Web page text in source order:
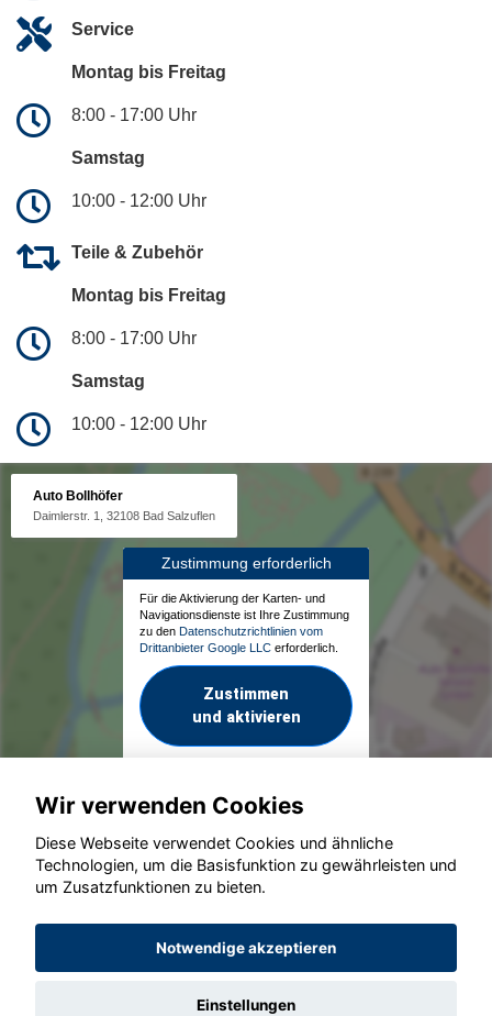
Service
Montag bis Freitag
8:00 - 17:00 Uhr
Samstag
10:00 - 12:00 Uhr
Teile & Zubehör
Montag bis Freitag
8:00 - 17:00 Uhr
Samstag
10:00 - 12:00 Uhr
Auto Bollhöfer
Daimlerstr. 1, 32108 Bad Salzuflen
Zustimmung erforderlich
Für die Aktivierung der Karten- und
Navigationsdienste ist Ihre Zustimmung
zu den Datenschutzrichtlinien vom
Drittanbieter Google LLC erforderlich.
Zustimmen
und aktivieren
© konjunkturmotor.de GmbH 2020 - 2026
Wir verwenden Cookies
Diese Webseite verwendet Cookies und ähnliche
Technologien, um die Basisfunktion zu gewährleisten und
um Zusatzfunktionen zu bieten.
Notwendige akzeptieren
Einstellungen